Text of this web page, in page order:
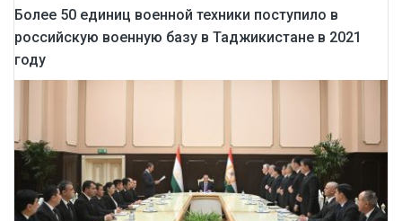
Более 50 единиц военной техники поступило в
российскую военную базу в Таджикистане в 2021
году